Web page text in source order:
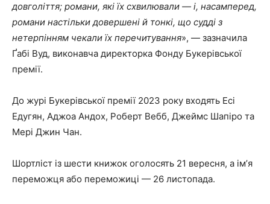
довголіття; романи, які їх схвилювали — і, насамперед,
романи настільки довершені й тонкі, що судді з
нетерпінням чекали їх перечитування», — зазначила
Ґабі Вуд, виконавча директорка Фонду Букерівської
премії.
До журі Букерівської премії 2023 року входять Есі
Едугян, Аджоа Андох, Роберт Вебб, Джеймс Шапіро та
Мері Джин Чан.
Шортліст із шести книжок оголосять 21 вересня, а імʼя
переможця або переможиці — 26 листопада.